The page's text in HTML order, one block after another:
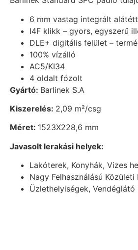
6 mm vastag integrált
I4F klikk – gyors, egyszerű
DLE+ digitális felület –
100% vízálló
AC5/KI34
4 oldalt fózolt
Gyártó: Barlinek S.A
Kiszerelés: 2,09 m²/csg
Méret: 1523X228,6 mm
Javasolt lerakási helyek:
Lakóterek, Konyhák, Vizes
Nagy Felhasználású
Üzlethelyiségek,